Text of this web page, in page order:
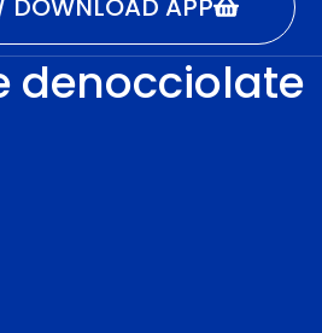
DOWNLOAD APP
denocciolate